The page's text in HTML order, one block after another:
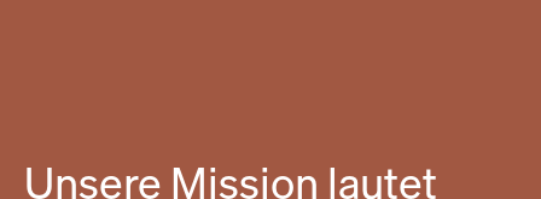
Unsere Mission lautet